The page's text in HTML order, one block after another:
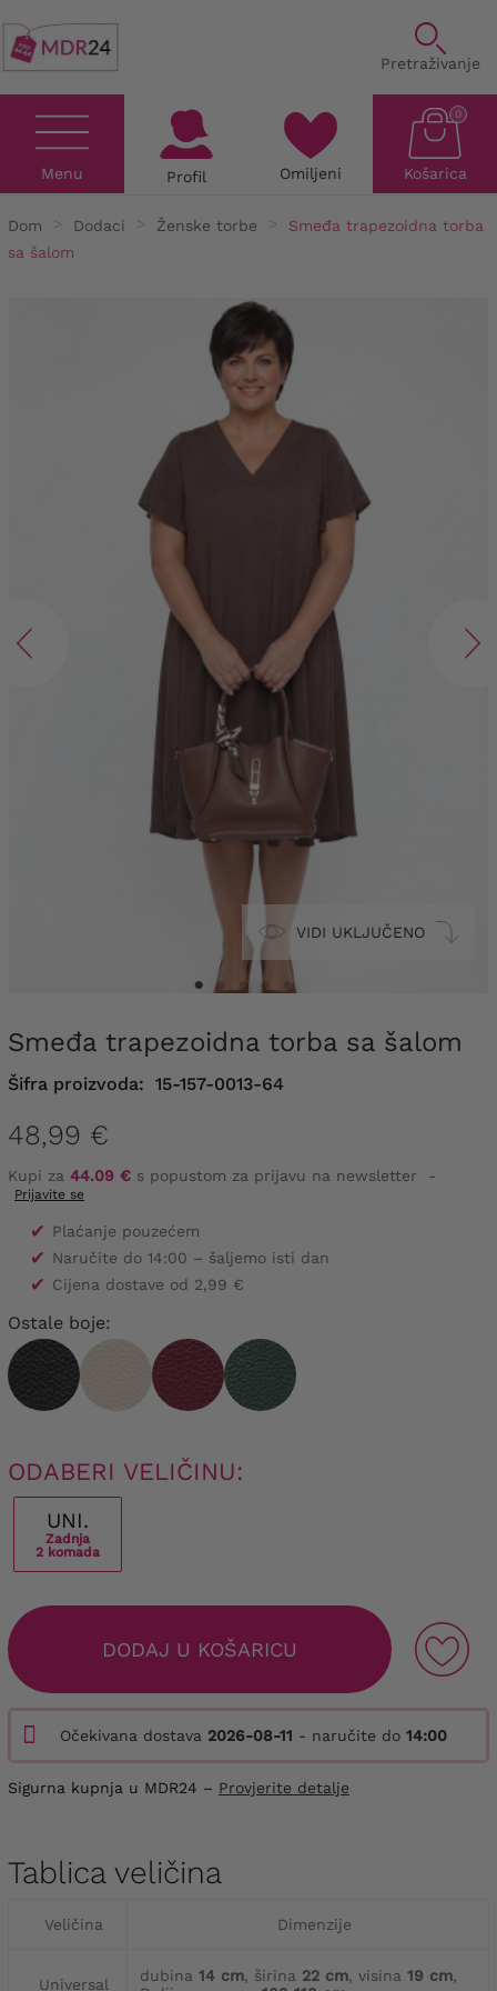
Pretraživanje
Menu Profil Omiljeni Košarica
0
Dom Dodaci Ženske torbe
Smeđa trapezoidna torba
sa šalom
VIDI UKLJUČENO
Smeđa trapezoidna torba sa šalom
Šifra proizvoda: 15-157-0013-64
48,99 €
Kupi za 44.09 € s popustom za prijavu na newsletter -
Prijavite se
✔ Plaćanje pouzećem
✔ Naručite do 14:00 – šaljemo isti dan
✔ Cijena dostave od 2,99 €
Ostale boje:
ODABERI VELIČINU:
UNI.
Zadnja
2 komada
DODAJ U KOŠARICU
Očekivana dostava 2026-08-11 - naručite do 14:00
Sigurna kupnja u MDR24 – Provjerite detalje
Tablica veličina
Veličina Dimenzije
Universal dubina 14 cm, širina 22 cm, visina 19 cm,